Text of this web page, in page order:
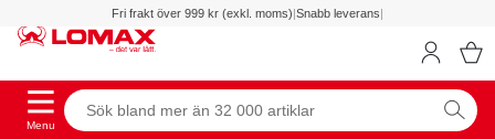
Fri frakt över 999 kr (exkl. moms)|Snabb leverans|
Menu